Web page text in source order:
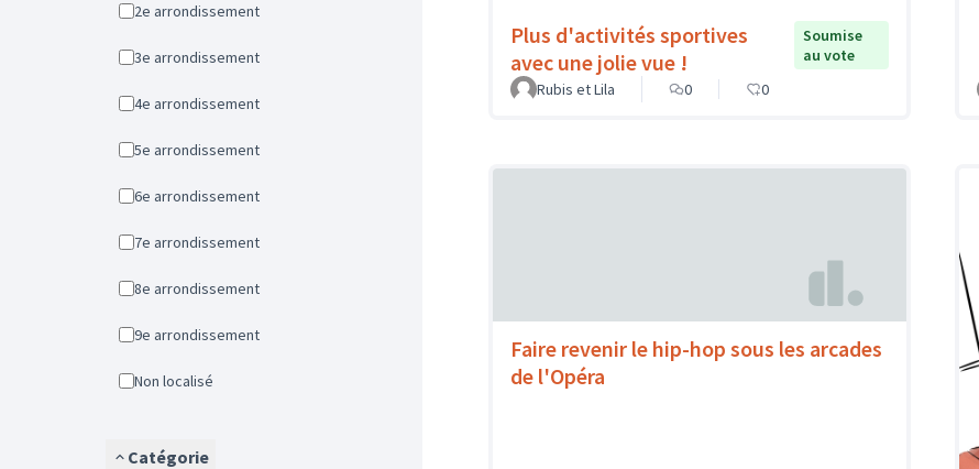
2e arrondissement
3e arrondissement
4e arrondissement
5e arrondissement
6e arrondissement
7e arrondissement
8e arrondissement
9e arrondissement
Non localisé
Catégorie
Plus d'activités sportives
avec une jolie vue !
Soumise
au vote
Rubis et Lila
0 0
Faire revenir le hip-hop sous les arcades
de l'Opéra